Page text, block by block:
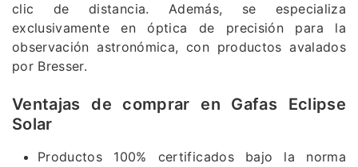
clic de distancia. Además, se especializa
exclusivamente en óptica de precisión para la
observación astronómica, con productos avalados
por Bresser.
Ventajas de comprar en Gafas Eclipse
Solar
Productos 100% certificados bajo la norma